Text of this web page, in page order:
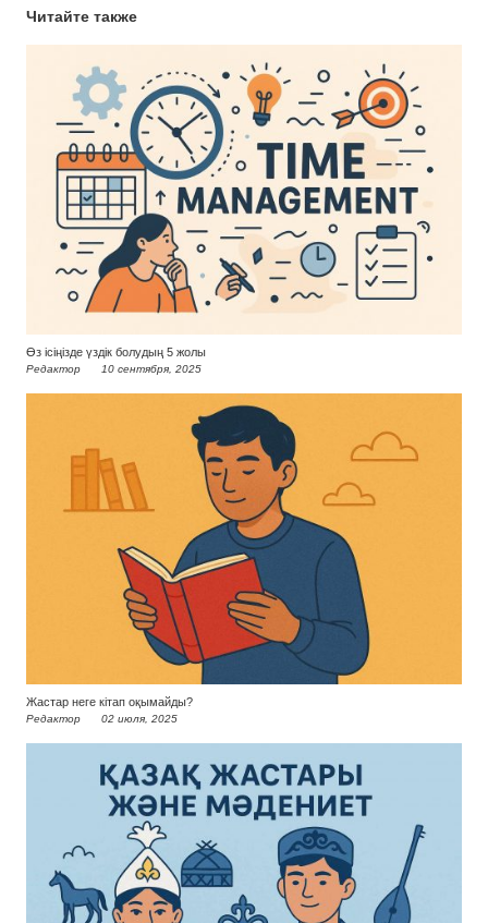
Читайте также
Өз ісіңізде үздік болудың 5 жолы
Редактор 10 сентября, 2025
Жастар неге кітап оқымайды?
Редактор 02 июля, 2025